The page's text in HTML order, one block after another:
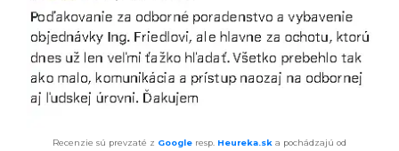
Recenzie sú prevzaté z Google resp. Heureka.sk a pochádzajú od